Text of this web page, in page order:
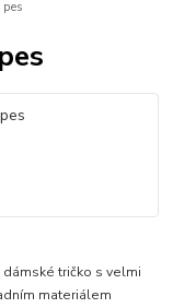
tričko s velmi
materiálem